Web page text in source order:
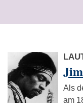
Als
am